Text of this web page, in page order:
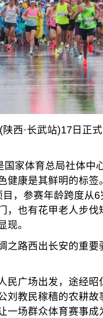
西·长武站)17日正
国家体育总局社体中
健康是其鲜明的标
，参赛年龄跨度从
，也有花甲老人步
现。
之路西出长安的重要
民广场出发，途经
刘教民稼穑的农耕
一场群众体育赛事成